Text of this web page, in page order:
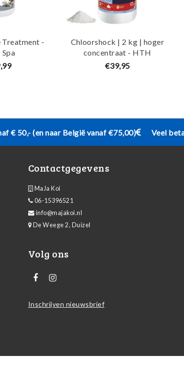
-
Chloorshock | 2 kg | hoger
concentraat - HTH
€39,95
€ 50,- (en naar België vanaf €75,00) Veel
Contactgegevens
MaJa Koi
06-15396521
info@majakoi.nl
De Weege 2, Duizel
Volg ons
Inschrijven nieuwsbrief